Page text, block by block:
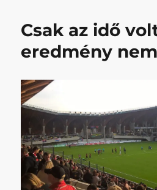
hogy
valaki
nem
lesz
bíró
többet?
című
Csak az idő
eredmény nem